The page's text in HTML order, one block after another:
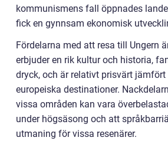
kommunismens fall öppnades
fick en gynnsam ekonomisk
Fördelarna med att resa till Ungern
erbjuder en rik kultur och historia,
dryck, och är relativt prisvärt jämfört
europeiska destinationer.
vissa områden kan vara
under högsäsong och att
utmaning för vissa resenärer.